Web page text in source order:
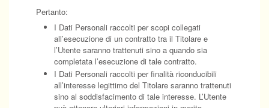
Pertanto:
I Dati Personali raccolti per scopi collegati
all’esecuzione di un contratto tra il Titolare e
l’Utente saranno trattenuti sino a quando sia
completata l’esecuzione di tale contratto.
I Dati Personali raccolti per finalità riconducibili
all’interesse legittimo del Titolare saranno trattenuti
sino al soddisfacimento di tale interesse. L’Utente